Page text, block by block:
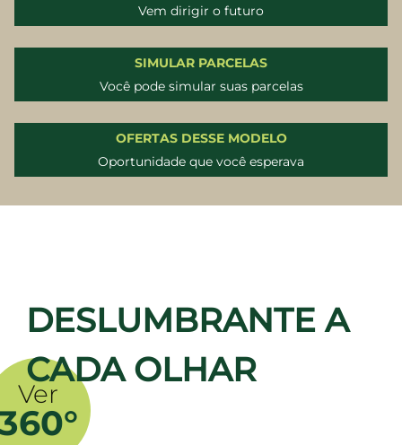
Vem dirigir o futuro
SIMULAR PARCELAS
Você pode simular suas parcelas
OFERTAS DESSE MODELO
Oportunidade que você esperava
DESLUMBRANTE A
CADA OLHAR
Ver